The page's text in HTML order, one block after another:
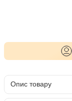
Опис товару